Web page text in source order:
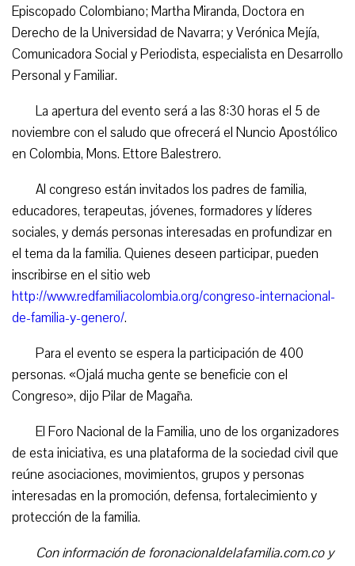
Episcopado Colombiano; Martha Miranda, Doctora en
Derecho de la Universidad de Navarra; y Verónica Mejía,
Comunicadora Social y Periodista, especialista en Desarrollo
Personal y Familiar.
La apertura del evento será a las 8:30 horas el 5 de
noviembre con el saludo que ofrecerá el Nuncio Apostólico
en Colombia, Mons. Ettore Balestrero.
Al congreso están invitados los padres de familia,
educadores, terapeutas, jóvenes, formadores y líderes
sociales, y demás personas interesadas en profundizar en
el tema da la familia. Quienes deseen participar, pueden
inscribirse en el sitio web
http://www.redfamiliacolombia.org/congreso-internacional-
de-familia-y-genero/.
Para el evento se espera la participación de 400
personas. «Ojalá mucha gente se beneficie con el
Congreso», dijo Pilar de Magaña.
El Foro Nacional de la Familia, uno de los organizadores
de esta iniciativa, es una plataforma de la sociedad civil que
reúne asociaciones, movimientos, grupos y personas
interesadas en la promoción, defensa, fortalecimiento y
protección de la familia.
Con información de foronacionaldelafamilia.com.co y